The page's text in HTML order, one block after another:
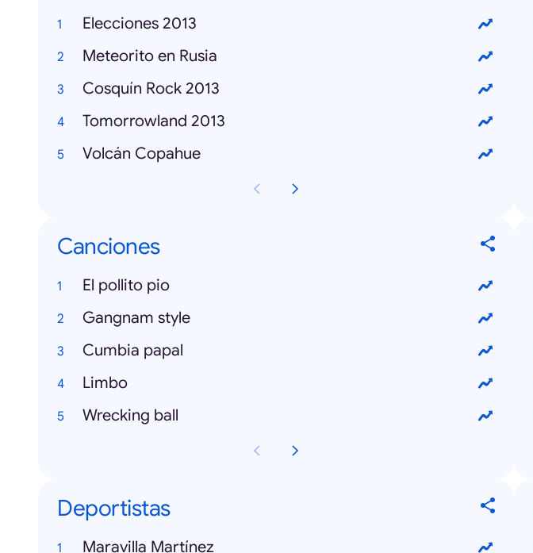
Elecciones 2013
Meteorito en Rusia
Cosquín Rock 2013
Tomorrowland 2013
Volcán Copahue
Canciones
El pollito pio
Gangnam style
Cumbia papal
Limbo
Wrecking ball
Deportistas
Maravilla Martínez